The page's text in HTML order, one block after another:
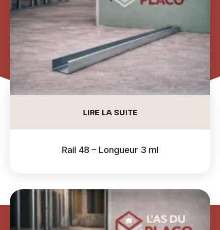
LIRE LA SUITE
Rail 48 – Longueur 3 ml